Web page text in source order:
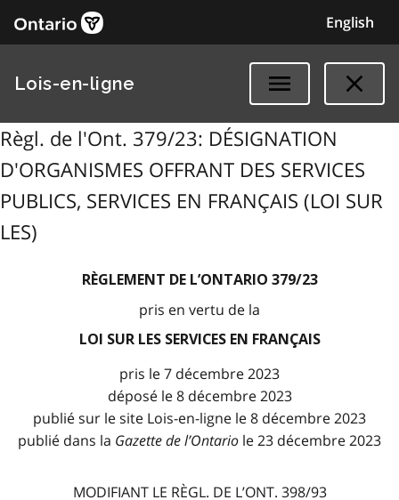
English
Lois-en-ligne
Règl. de l'Ont. 379/23: DÉSIGNATION
D'ORGANISMES OFFRANT DES SERVICES
PUBLICS, SERVICES EN FRANÇAIS (LOI SUR
LES)
RÈGLEMENT DE L’ONTARIO 379/23
pris en vertu de la
LOI SUR LES SERVICES EN FRANÇAIS
pris le 7 décembre 2023
déposé le 8 décembre 2023
publié sur le site Lois-en-ligne le 8 décembre 2023
publié dans la Gazette de l’Ontario le 23 décembre 2023
MODIFIANT LE RÈGL. DE L’ONT. 398/93